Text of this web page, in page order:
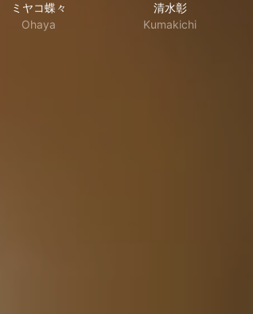
ミヤコ蝶々
Ohaya
清水彰
Kumakichi